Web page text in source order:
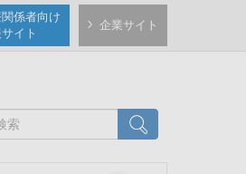
関係者向け
イト
企業サイト
検索